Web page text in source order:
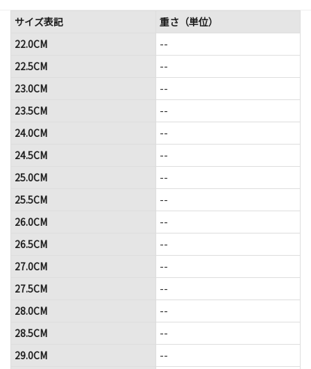
サイズ表記
重さ（単位）
22.0CM
--
22.5CM
--
23.0CM
--
23.5CM
--
24.0CM
--
24.5CM
--
25.0CM
--
25.5CM
--
26.0CM
--
26.5CM
--
27.0CM
--
27.5CM
--
28.0CM
--
28.5CM
--
29.0CM
--